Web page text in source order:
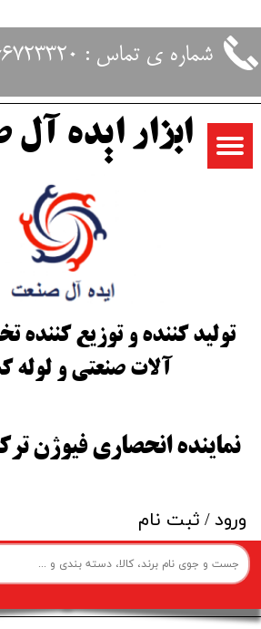
شماره ی تماس : 66723320-021
ابزار ایده
تولید کننده و توزیع کننده
آلات صنعتی و لوله
​نماینده انحصاری فیوژن
ورود/ ثبت نام
حساب کاربری من
تغییر گذر واژه
سفارشات
خروج از حساب کاربری